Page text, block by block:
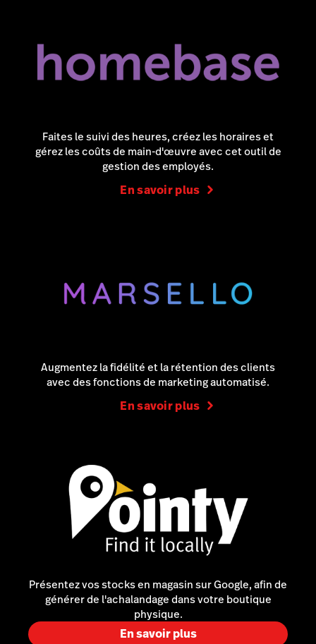
Faites le suivi des heures, créez les horaires et
gérez les coûts de main-d'œuvre avec cet outil de
gestion des employés.
En savoir plus
Augmentez la fidélité et la rétention des clients
avec des fonctions de marketing automatisé.
En savoir plus
Présentez vos stocks en magasin sur Google, afin de
générer de l'achalandage dans votre boutique
physique.
En savoir plus